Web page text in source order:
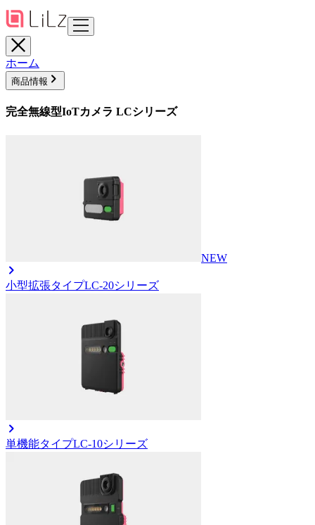
ホーム
商品情報
完全無線型IoTカメラ LCシリーズ
NEW
小型拡張タイプLC-20シリーズ
単機能タイプLC-10シリーズ